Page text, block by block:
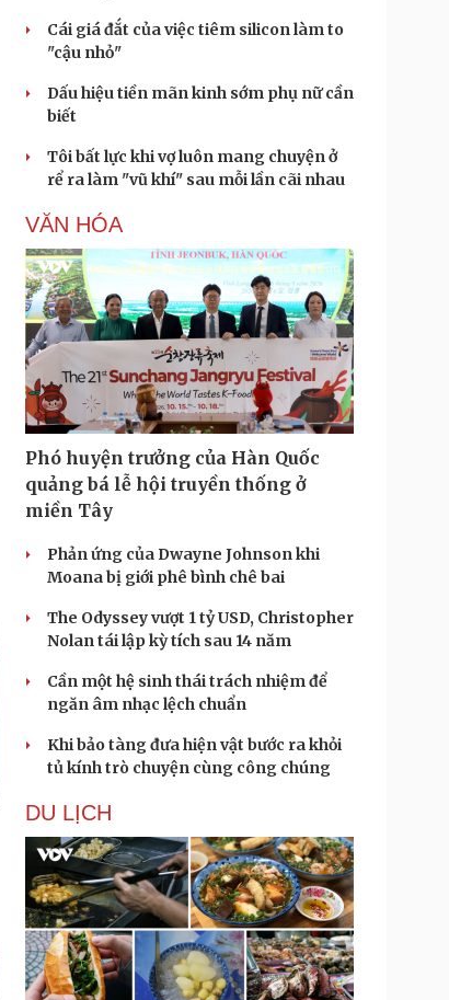
Cái giá đắt của việc tiêm silicon làm to
"cậu nhỏ"
Dấu hiệu tiền mãn kinh sớm phụ nữ cần
biết
Tôi bất lực khi vợ luôn mang chuyện ở
rể ra làm "vũ khí" sau mỗi lần cãi nhau
VĂN HÓA
Phó huyện trưởng của Hàn Quốc
quảng bá lễ hội truyền thống ở
miền Tây
Phản ứng của Dwayne Johnson khi
Moana bị giới phê bình chê bai
The Odyssey vượt 1 tỷ USD, Christopher
Nolan tái lập kỳ tích sau 14 năm
Cần một hệ sinh thái trách nhiệm để
ngăn âm nhạc lệch chuẩn
Khi bảo tàng đưa hiện vật bước ra khỏi
tủ kính trò chuyện cùng công chúng
DU LỊCH